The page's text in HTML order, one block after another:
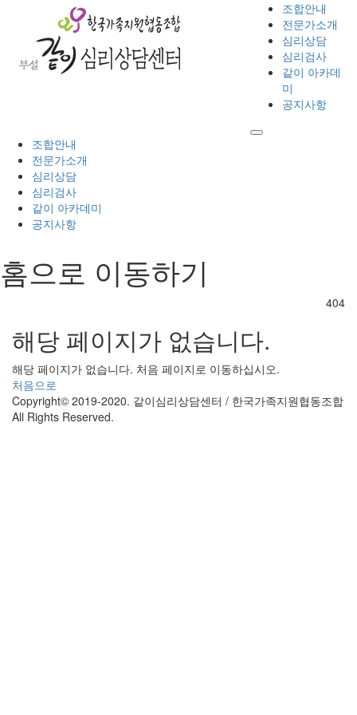
조합안내
전문가소개
심리상담
심리검사
같이 아카데
미
공지사항
조합안내
전문가소개
심리상담
심리검사
같이 아카데미
공지사항
홈으로 이동하기
404
해당 페이지가 없습니다.
해당 페이지가 없습니다. 처음 페이지로 이동하십시오.
처음으로
Copyright© 2019-2020. 같이심리상담센터 / 한국가족지원협동조합
All Rights Reserved.